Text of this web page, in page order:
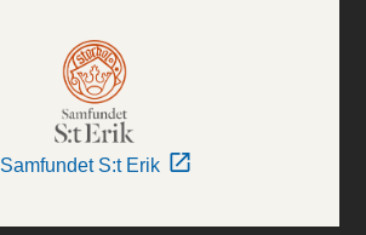
Samfundet S:t Erik